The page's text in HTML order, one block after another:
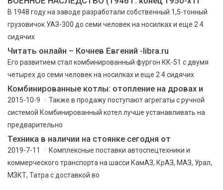
В 1948 году на заводе разработали собственный 1,5-тонный
грузовичок УАЗ-300 до семи человек на носилках и еще 2 4
сидячих
Читать онлайн – Кочнев Евгений -libra.ru
Его развитием стал комбинированный фургон КК-51 с двумя
четырех до семи человек на носилках и еще 2 4 сидячих
Комбинированные котлы: отопление на дровах и
2015-10-9 · Также в продажу поступают агрегаты с ручной
системой Комбинированный котел лучше устанавливать на
предварительно
Техника в наличии на стоянке сегодня от
2019-7-11 · Комплексные поставки автоспецтехники и
коммерческого транспорта на шасси КамАЗ, КрАЗ, МАЗ, Урал,
МЗКТ, Татра с доставкой во